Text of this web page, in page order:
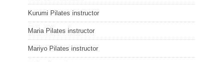
Kurumi Pilates instructor
Maria Pilates instructor
Mariyo Pilates instructor